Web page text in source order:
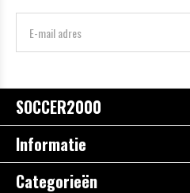
SOCCER2000
Informatie
Categorieën